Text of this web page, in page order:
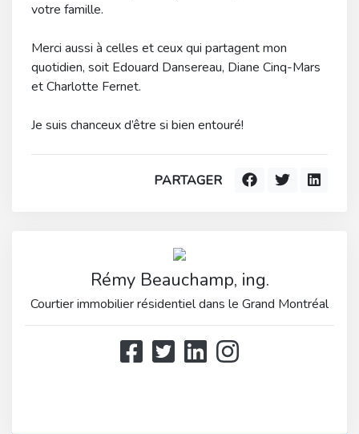
votre famille.
Merci aussi à celles et ceux qui partagent mon
quotidien, soit Edouard Dansereau, Diane Cinq-Mars
et Charlotte Fernet.
Je suis chanceux d’être si bien entouré!
PARTAGER
Rémy Beauchamp, ing.
Courtier immobilier résidentiel dans le Grand Montréal